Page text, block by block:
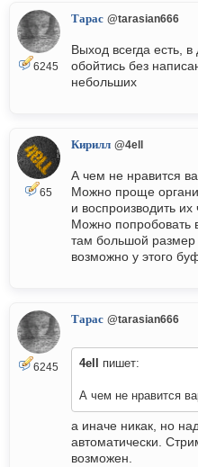
6245
Тарас @tarasian666
Выход всегда есть,
обойтись без
небольших
65
Кирилл @4ell
А чем не нравится
Можно проще
и воспроизводить их
Можно попробовать
там большой размер
возможно у этого
6245
Тарас @tarasian666
4ell пишет:
А чем не нравится
а иначе никак, но
автоматически.
возможен.